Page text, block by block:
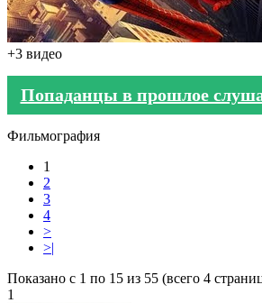
+3 видео
Попаданцы в прошлое
Фильмография
1
2
3
4
>
>|
Показано с 1 по 15 из 55 (всего 4
1